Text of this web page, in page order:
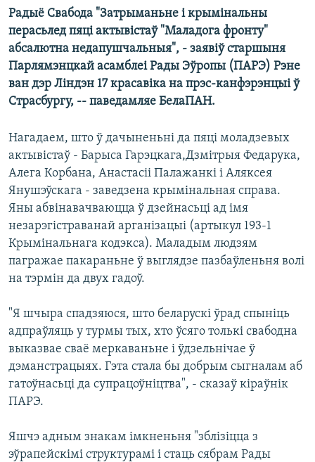
пошукуБЕЛАРУСЫ НА ВАЙНЕ
ПАЛІТВЯЗЬНІ
КУЛЬТУРА
КАЛЯНДАР
АЎДЫЁКНІГІ
PREMIUM
МОВА
НА ХВАЛЯХ СВАБОДЫ
TWITTER
Усе сайты РС/РСЭ
Радыё Свабода "Затрыманьне і крымінальны
перасьлед пяці актывістаў "Маладога фронту"
абсалютна недапушчальныя", - заявіў старшыня
Парлямэнцкай асамблеі Рады Эўропы (ПАРЭ) Рэне
ван дэр Ліндэн 17 красавіка на прэс-канфэрэнцыі ў
Страсбургу, -- паведамляе БелаПАН.
Нагадаем, што ў дачыненьні да пяці моладзевых
актывістаў - Барыса Гарэцкага,Дзмітрыя Федарука,
Алега Корбана, Анастасіі Палажанкі і Аляксея
Янушэўскага - заведзена крымінальная справа.
Яны абвінавачваюцца ў дзейнасьці ад імя
незарэгістраванай арганізацыі (артыкул 193-1
Крымінальнага кодэкса). Маладым людзям
пагражае пакараньне ў выглядзе пазбаўленьня волі
на тэрмін да двух гадоў.
"Я шчыра спадзяюся, што беларускі ўрад спыніць
адпраўляць у турмы тых, хто ўсяго толькі свабодна
выказвае сваё меркаваньне і ўдзельнічае ў
дэманстрацыях. Гэта стала бы добрым сыгналам аб
гатоўнасьці да супрацоўніцтва", - сказаў кіраўнік
ПАРЭ.
Яшчэ адным знакам імкненьня "зблізіцца з
эўрапейскімі структурамі і стаць сябрам Рады